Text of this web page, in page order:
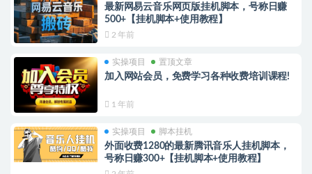
最新网易云音乐网页版挂机脚本，号称日赚
500+【挂机脚本+使用教程】
2 年前
实操项目 置顶文章
加入网站会员，免费学习各种收费培训课程!
1 年前
实操项目 脚本挂机
外面收费1280的最新腾讯音乐人挂机脚本，
号称日赚300+【挂机脚本+使用教程】